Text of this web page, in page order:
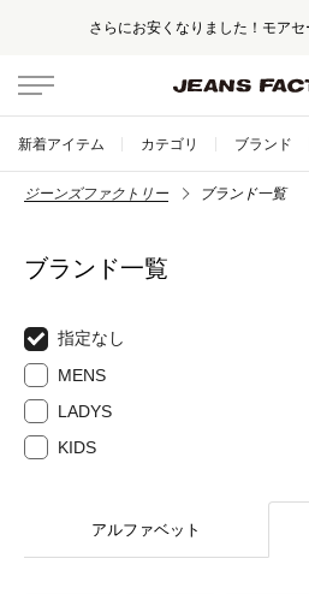
さらにお安くなりました！モアセ
新着アイテム カテゴリ ブランド
ジーンズファクトリー ブランド一覧
ブランド一覧
指定なし
MENS
LADYS
KIDS
アルファベット